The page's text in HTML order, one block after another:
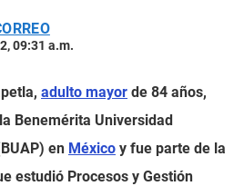
09:31 a.m.
adulto mayor de 84 años,
Benemérita Universidad
en México y fue parte de la
estudió Procesos y Gestión